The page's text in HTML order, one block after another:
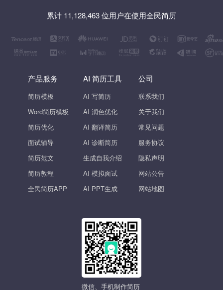
累计 11,128,463 位用户在使用全民简历
产品服务
简历模板
Word简历模板
简历优化
面试辅导
简历范文
简历教程
全民简历APP
AI 简历工具
AI 写简历
AI 润色优化
AI 翻译简历
AI 诊断简历
生成自我介绍
AI 模拟面试
AI PPT生成
公司
联系我们
关于我们
常见问题
服务协议
隐私声明
网站公告
网站地图
微信、手机制作简历